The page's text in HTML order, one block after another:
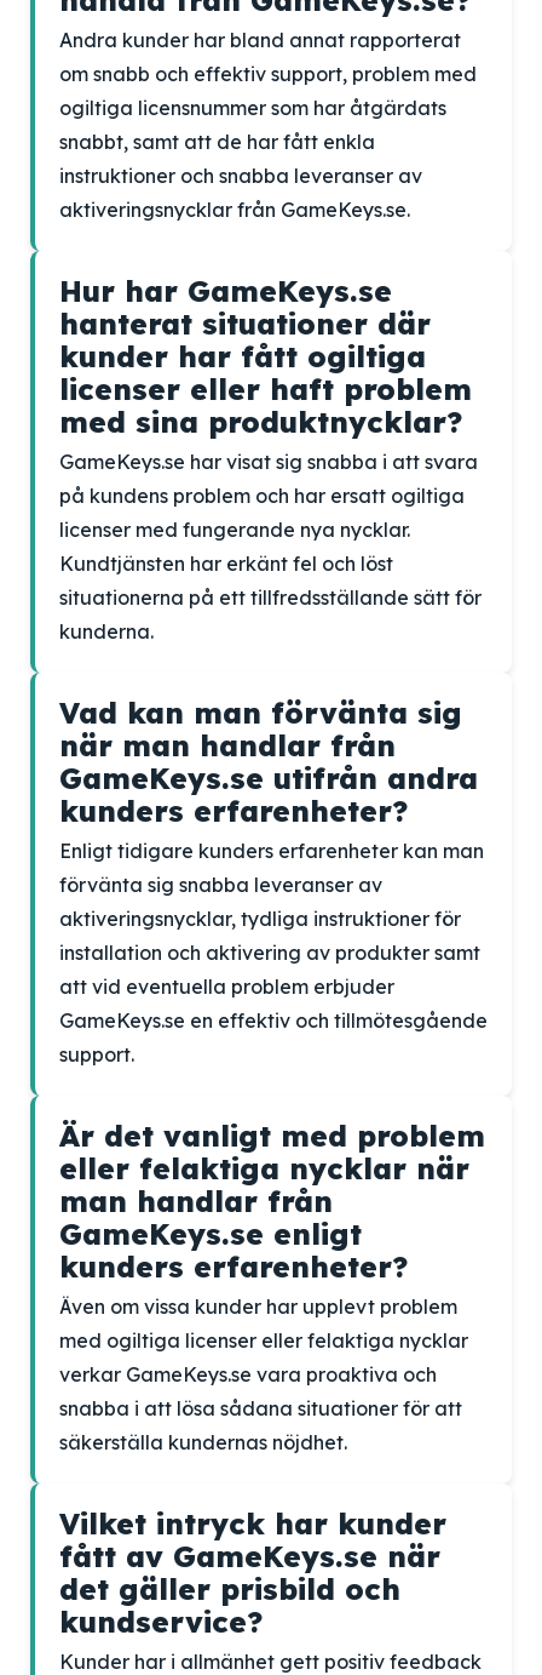
Andra kunder har bland annat rapporterat
om snabb och effektiv support, problem med
ogiltiga licensnummer som har åtgärdats
snabbt, samt att de har fått enkla
instruktioner och snabba leveranser av
aktiveringsnycklar från GameKeys.se.
Hur har GameKeys.se
hanterat situationer där
kunder har fått ogiltiga
licenser eller haft problem
med sina produktnycklar?
GameKeys.se har visat sig snabba i att svara
på kundens problem och har ersatt ogiltiga
licenser med fungerande nya nycklar.
Kundtjänsten har erkänt fel och löst
situationerna på ett tillfredsställande sätt för
kunderna.
Vad kan man förvänta sig
när man handlar från
GameKeys.se utifrån andra
kunders erfarenheter?
Enligt tidigare kunders erfarenheter kan man
förvänta sig snabba leveranser av
aktiveringsnycklar, tydliga instruktioner för
installation och aktivering av produkter samt
att vid eventuella problem erbjuder
GameKeys.se en effektiv och tillmötesgående
support.
Är det vanligt med problem
eller felaktiga nycklar när
man handlar från
GameKeys.se enligt
kunders erfarenheter?
Även om vissa kunder har upplevt problem
med ogiltiga licenser eller felaktiga nycklar
verkar GameKeys.se vara proaktiva och
snabba i att lösa sådana situationer för att
säkerställa kundernas nöjdhet.
Vilket intryck har kunder
fått av GameKeys.se när
det gäller prisbild och
kundservice?
Kunder har i allmänhet gett positiv feedback